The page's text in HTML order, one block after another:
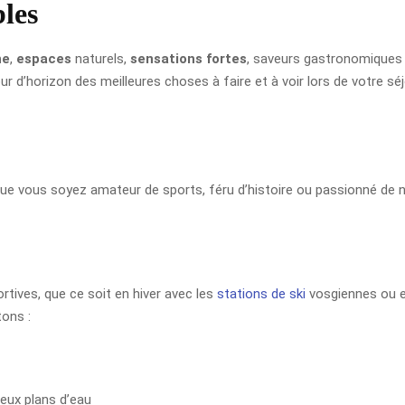
, espaces naturels, sensations fortes, saveurs
d’horizon des meilleures choses à faire et à voir lors de votre
vous soyez amateur de sports, féru d’histoire ou passionné de
que ce soit en hiver avec les stations de ski vosgiennes ou
:
plans d’eau